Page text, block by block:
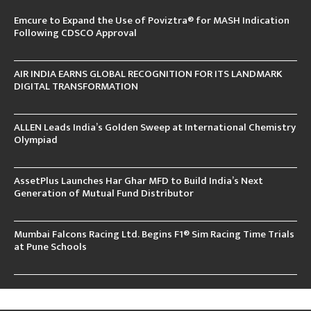
Emcure to Expand the Use of Poviztra® for MASH Indication
Following CDSCO Approval
AIR INDIA EARNS GLOBAL RECOGNITION FOR ITS LANDMARK
DIGITAL TRANSFORMATION
ALLEN Leads India’s Golden Sweep at International Chemistry
Olympiad
AssetPlus Launches Har Ghar MFD to Build India’s Next
Generation of Mutual Fund Distributor
Mumbai Falcons Racing Ltd. Begins F1® Sim Racing Time Trials
at Pune Schools